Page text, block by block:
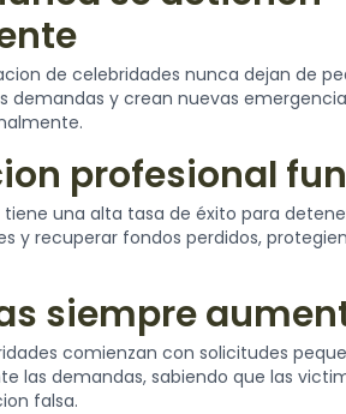
de celebridades nunca dejan de
demandas y crean nuevas
profesional
una alta tasa de éxito para
y recuperar fondos perdidos,
siempre
comienzan con solicitudes
las demandas, sabiendo que las
falsa.